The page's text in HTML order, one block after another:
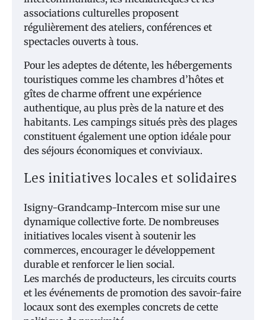
associations culturelles proposent
régulièrement des ateliers, conférences et
spectacles ouverts à tous.
Pour les adeptes de détente, les hébergements
touristiques comme les chambres d’hôtes et
gîtes de charme offrent une expérience
authentique, au plus près de la nature et des
habitants. Les campings situés près des plages
constituent également une option idéale pour
des séjours économiques et conviviaux.
Les initiatives locales et solidaires
Isigny-Grandcamp-Intercom mise sur une
dynamique collective forte. De nombreuses
initiatives locales visent à soutenir les
commerces, encourager le développement
durable et renforcer le lien social.
Les marchés de producteurs, les circuits courts
et les événements de promotion des savoir-faire
locaux sont des exemples concrets de cette